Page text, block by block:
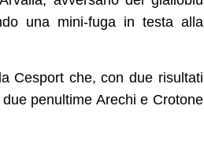
una mini-fuga in testa alla
Cesport che, con due risultati
penultime Arechi e Crotone